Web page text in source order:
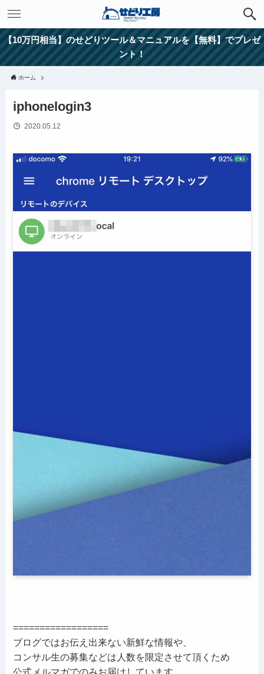
【10万円相当】のせどりツール＆マニュアルを【無料】でプレゼ
ント！
ホーム
iphonelogin3
2020.05.12
==================
ブログではお伝え出来ない新鮮な情報や、
コンサル生の募集などは人数を限定させて頂くため
公式メルマガでのみお届けしています。